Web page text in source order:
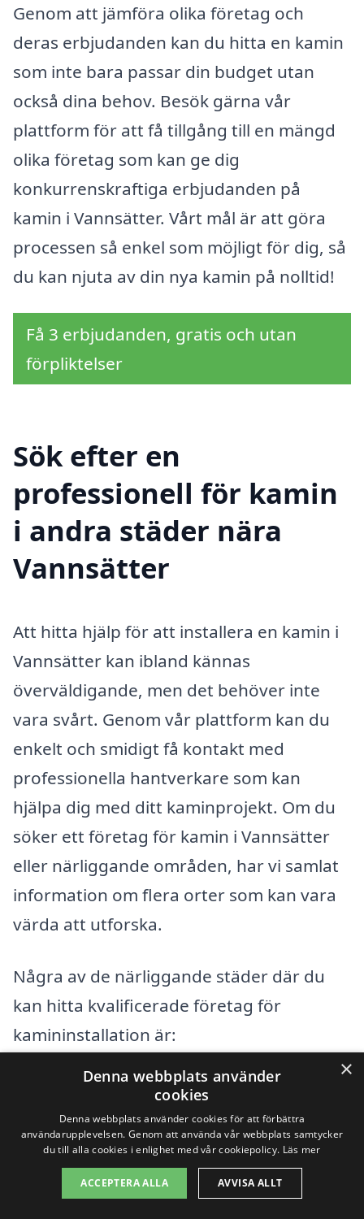
Genom att jämföra olika företag och
deras erbjudanden kan du hitta en kamin
som inte bara passar din budget utan
också dina behov. Besök gärna vår
plattform för att få tillgång till en mängd
olika företag som kan ge dig
konkurrenskraftiga erbjudanden på
kamin i Vannsätter. Vårt mål är att göra
processen så enkel som möjligt för dig, så
du kan njuta av din nya kamin på nolltid!
Få 3 erbjudanden, gratis och utan
förpliktelser
Sök efter en
professionell för kamin
i andra städer nära
Vannsätter
Att hitta hjälp för att installera en kamin i
Vannsätter kan ibland kännas
överväldigande, men det behöver inte
vara svårt. Genom vår plattform kan du
enkelt och smidigt få kontakt med
professionella hantverkare som kan
hjälpa dig med ditt kaminprojekt. Om du
söker ett företag för kamin i Vannsätter
eller närliggande områden, har vi samlat
information om flera orter som kan vara
värda att utforska.
Några av de närliggande städer där du
kan hitta kvalificerade företag för
kamininstallation är:
Söderhamn
Bjuråker
Järvsö
×
Denna webbplats använder
cookies
Denna webbplats använder cookies för att förbättra
användarupplevelsen. Genom att använda vår webbplats samtycker
du till alla cookies i enlighet med vår cookiepolicy. Läs mer
ACCEPTERA ALLA AVVISA ALLT